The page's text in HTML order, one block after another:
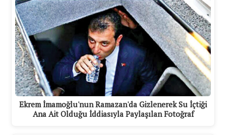
Ekrem İmamoğlu'nun Ramazan'da Gizlenerek Su İçtiği
Ana Ait Olduğu İddiasıyla Paylaşılan Fotoğraf